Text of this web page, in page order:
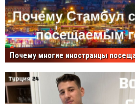
Почему многие иностранцы